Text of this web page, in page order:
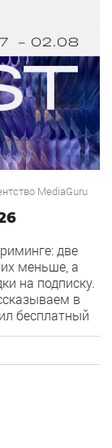
MediaGuru
две
меньше, а
на подписку.
в
бесплатный
без доплат и
[…]